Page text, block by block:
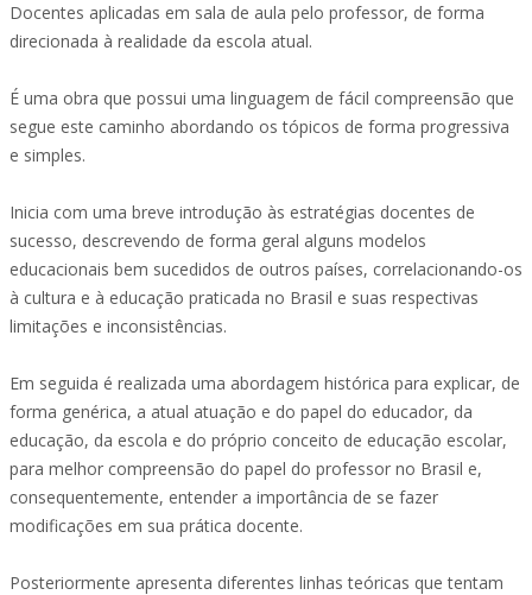
Docentes aplicadas em sala de aula pelo professor, de forma
direcionada à realidade da escola atual.
É uma obra que possui uma linguagem de fácil compreensão que
segue este caminho abordando os tópicos de forma progressiva
e simples.
Inicia com uma breve introdução às estratégias docentes de
sucesso, descrevendo de forma geral alguns modelos
educacionais bem sucedidos de outros países, correlacionando-os
à cultura e à educação praticada no Brasil e suas respectivas
limitações e inconsistências.
Em seguida é realizada uma abordagem histórica para explicar, de
forma genérica, a atual atuação e do papel do educador, da
educação, da escola e do próprio conceito de educação escolar,
para melhor compreensão do papel do professor no Brasil e,
consequentemente, entender a importância de se fazer
modificações em sua prática docente.
Posteriormente apresenta diferentes linhas teóricas que tentam